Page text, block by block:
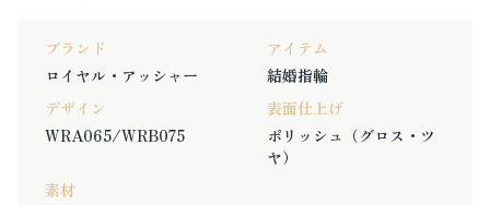
ブランド
ロイヤル・アッシャー
アイテム
結婚指輪
デザイン
WRA065/WRB075
表面仕上げ
ポリッシュ（グロス・ツ
ヤ）
素材